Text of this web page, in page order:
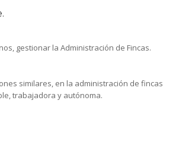
gestionar la Administración de Fincas.
similares, en la administración de fincas
trabajadora y autónoma.